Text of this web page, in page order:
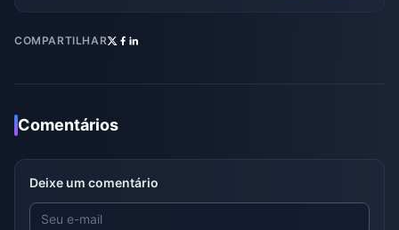
COMPARTILHAR
Comentários
Deixe um comentário